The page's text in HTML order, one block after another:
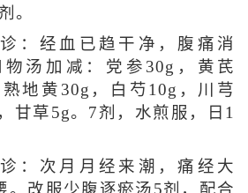
。
：经血已趋干净，腹痛消
汤加减：党参30g，黄芪
地黄30g，白芍10g，川芎
甘草5g。7剂，水煎服，日1
：次月月经来潮，痛经大
。改服少腹逐瘀汤5剂，配合